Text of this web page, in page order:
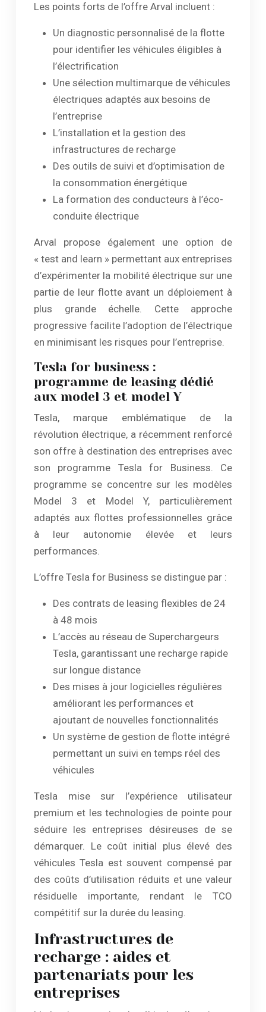
Les points forts de l’offre Arval incluent :
Un diagnostic personnalisé de la flotte
pour identifier les véhicules éligibles à
l’électrification
Une sélection multimarque de véhicules
électriques adaptés aux besoins de
l’entreprise
L’installation et la gestion des
infrastructures de recharge
Des outils de suivi et d’optimisation de
la consommation énergétique
La formation des conducteurs à l’éco-
conduite électrique
Arval propose également une option de
« test and learn » permettant aux entreprises
d’expérimenter la mobilité électrique sur une
partie de leur flotte avant un déploiement à
plus grande échelle. Cette approche
progressive facilite l’adoption de l’électrique
en minimisant les risques pour l’entreprise.
Tesla for business :
programme de leasing dédié
aux model 3 et model Y
Tesla, marque emblématique de la
révolution électrique, a récemment renforcé
son offre à destination des entreprises avec
son programme Tesla for Business. Ce
programme se concentre sur les modèles
Model 3 et Model Y, particulièrement
adaptés aux flottes professionnelles grâce
à leur autonomie élevée et leurs
performances.
L’offre Tesla for Business se distingue par :
Des contrats de leasing flexibles de 24
à 48 mois
L’accès au réseau de Superchargeurs
Tesla, garantissant une recharge rapide
sur longue distance
Des mises à jour logicielles régulières
améliorant les performances et
ajoutant de nouvelles fonctionnalités
Un système de gestion de flotte intégré
permettant un suivi en temps réel des
véhicules
Tesla mise sur l’expérience utilisateur
premium et les technologies de pointe pour
séduire les entreprises désireuses de se
démarquer. Le coût initial plus élevé des
véhicules Tesla est souvent compensé par
des coûts d’utilisation réduits et une valeur
résiduelle importante, rendant le TCO
compétitif sur la durée du leasing.
Infrastructures de
recharge : aides et
partenariats pour les
entreprises